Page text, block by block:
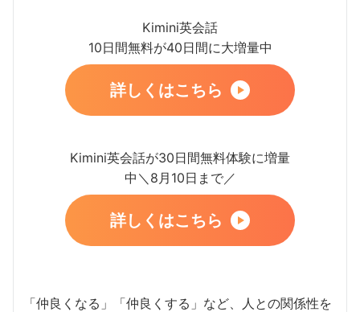
Kimini英会話
10日間無料が40日間に大増量中
詳しくはこちら
Kimini英会話が30日間無料体験に増量
中＼8月10日まで／
詳しくはこちら
「仲良くなる」「仲良くする」など、人との関係性を